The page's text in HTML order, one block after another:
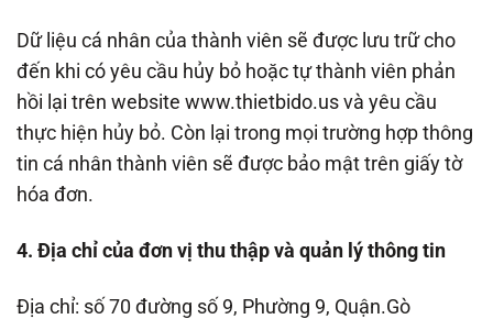
Dữ liệu cá nhân của thành viên sẽ được lưu trữ cho
đến khi có yêu cầu hủy bỏ hoặc tự thành viên phản
hồi lại trên website www.thietbido.us và yêu cầu
thực hiện hủy bỏ. Còn lại trong mọi trường hợp thông
tin cá nhân thành viên sẽ được bảo mật trên giấy tờ
hóa đơn.
4. Địa chỉ của đơn vị thu thập và quản lý thông tin
Địa chỉ: số 70 đường số 9, Phường 9, Quận.Gò